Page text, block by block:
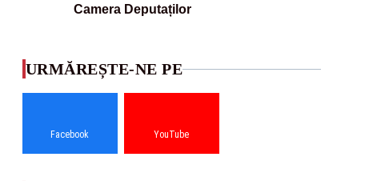
Camera Deputaților
URMĂREȘTE-NE PE
Facebook YouTube